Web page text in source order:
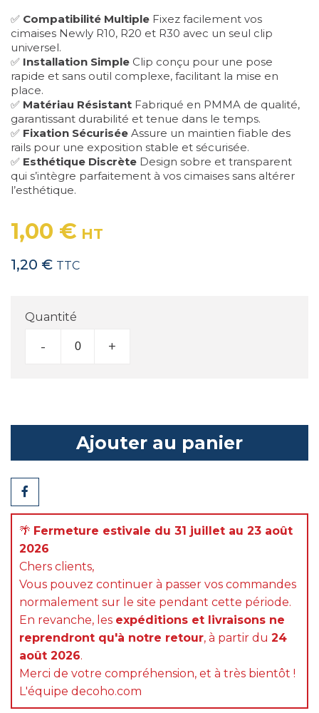
✅ Compatibilité Multiple Fixez facilement vos
cimaises Newly R10, R20 et R30 avec un seul clip
universel.
✅ Installation Simple Clip conçu pour une pose
rapide et sans outil complexe, facilitant la mise en
place.
✅ Matériau Résistant Fabriqué en PMMA de qualité,
garantissant durabilité et tenue dans le temps.
✅ Fixation Sécurisée Assure un maintien fiable des
rails pour une exposition stable et sécurisée.
✅ Esthétique Discrète Design sobre et transparent
qui s’intègre parfaitement à vos cimaises sans altérer
l’esthétique.
1,00 € HT
1,20 € TTC
Quantité
- +
Ajouter au panier
Partager
🌴 Fermeture estivale du 31 juillet au 23 août
2026
Chers clients,
Vous pouvez continuer à passer vos commandes
normalement sur le site pendant cette période.
En revanche, les expéditions et livraisons ne
reprendront qu'à notre retour, à partir du 24
août 2026.
Merci de votre compréhension, et à très bientôt !
L'équipe decoho.com